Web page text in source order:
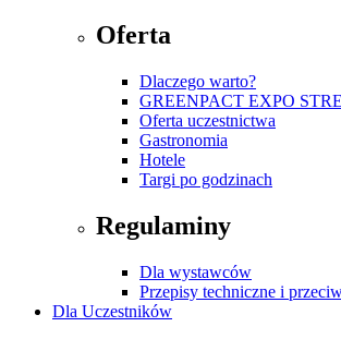
Oferta
Dlaczego warto?
GREENPACT EXPO
Oferta uczestnictwa
Gastronomia
Hotele
Targi po godzinach
Regulaminy
Dla wystawców
Przepisy techniczne i
Dla Uczestników